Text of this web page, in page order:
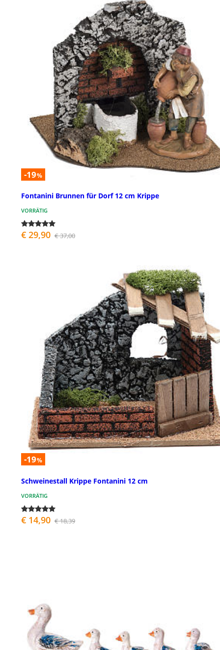
-19%
Fontanini Brunnen für Dorf 12 cm Krippe
VORRÄTIG
€ 29,90 € 37,00
-19%
Schweinestall Krippe Fontanini 12 cm
VORRÄTIG
€ 14,90 € 18,39